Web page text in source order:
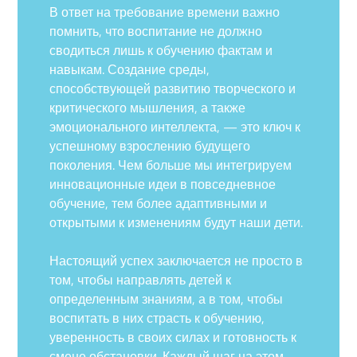
В ответ на требование времени важно
помнить, что воспитание не должно
сводиться лишь к обучению фактам и
навыкам. Создание среды,
способствующей развитию творческого и
критического мышления, а также
эмоционального интеллекта, — это ключ к
успешному взрослению будущего
поколения. Чем больше мы интегрируем
инновационные идеи в повседневное
обучение, тем более адаптивными и
открытыми к изменениям будут наши дети.
Настоящий успех заключается не просто в
том, чтобы направлять детей к
определенным знаниям, а в том, чтобы
воспитать в них страсть к обучению,
уверенность в своих силах и готовность к